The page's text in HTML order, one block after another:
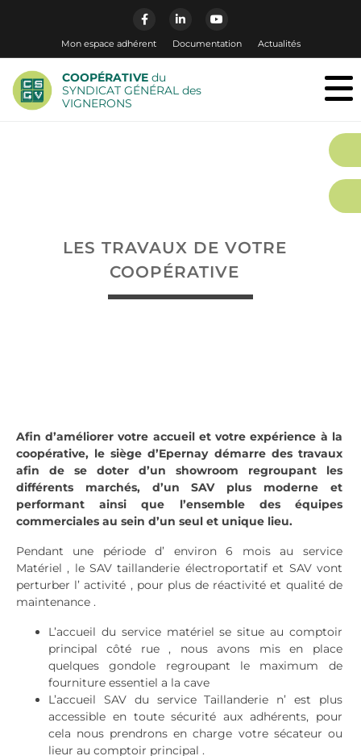
Mon espace adhérent Documentation Actualités
COOPÉRATIVE du
SYNDICAT GÉNÉRAL des
VIGNERONS
LES TRAVAUX DE VOTRE
COOPÉRATIVE
Afin d’améliorer votre accueil et votre expérience à la
coopérative, le siège d’Epernay démarre des travaux
afin de se doter d’un showroom regroupant les
différents marchés, d’un SAV plus moderne et
performant ainsi que l’ensemble des équipes
commerciales au sein d’un seul et unique lieu.
Pendant une période d’ environ 6 mois au service
Matériel , le SAV taillanderie électroportatif et SAV vont
perturber l’ activité , pour plus de réactivité et qualité de
maintenance .
L’accueil du service matériel se situe au comptoir
principal côté rue , nous avons mis en place
quelques gondole regroupant le maximum de
fourniture essentiel a la cave
L’accueil SAV du service Taillanderie n’ est plus
accessible en toute sécurité aux adhérents, pour
cela nous prendrons en charge votre sécateur ou
lieur au comptoir principal .